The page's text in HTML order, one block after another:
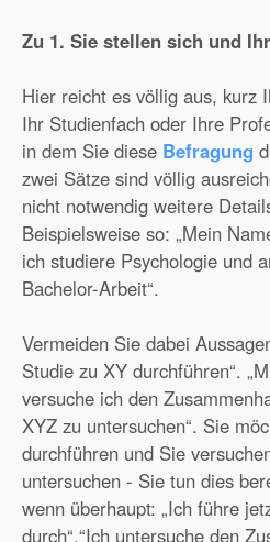
Zu 1. Sie stellen sich und
Hier reicht es völlig aus, kurz
Ihr Studienfach oder Ihre
in dem Sie diese Befragung
zwei Sätze sind völlig
nicht notwendig weitere
Beispielsweise so: „Mein
ich studiere Psychologie und
Bachelor-Arbeit“.
Vermeiden Sie dabei
Studie zu XY durchführen“.
versuche ich den
XYZ zu untersuchen“. Sie
durchführen und Sie
untersuchen - Sie tun dies
wenn überhaupt: „Ich führe
durch“.“Ich untersuche den